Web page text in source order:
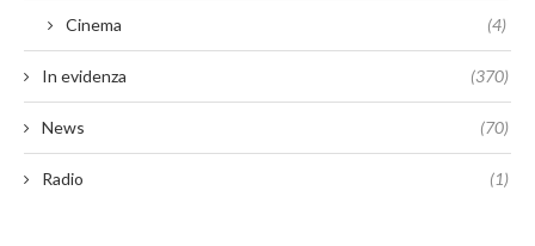
Cinema (4)
In evidenza (370)
News (70)
Radio (1)